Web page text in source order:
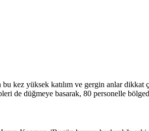
kez yüksek katılım ve gergin anlar
de düğmeye basarak, 80 personelle